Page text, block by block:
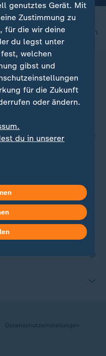
nach oben
Datenschutzeinstellungen
genutztes Gerät. Mit
Zustimmung zu
für die wir deine
du legst unter
welchen
gibst und
für die Zukunft
oder ändern.
du in unserer